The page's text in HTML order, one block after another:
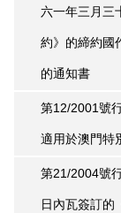
六一年三月三
約》的締約國
的通知書
第12/2001號
適用於澳門特
第21/2004號
日內瓦簽訂的